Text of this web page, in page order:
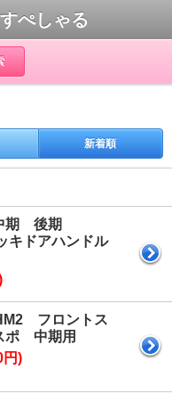
ぺしゃる
新着順
期 後期
ドアハンドル
フロントス
ポ 中期用
円)